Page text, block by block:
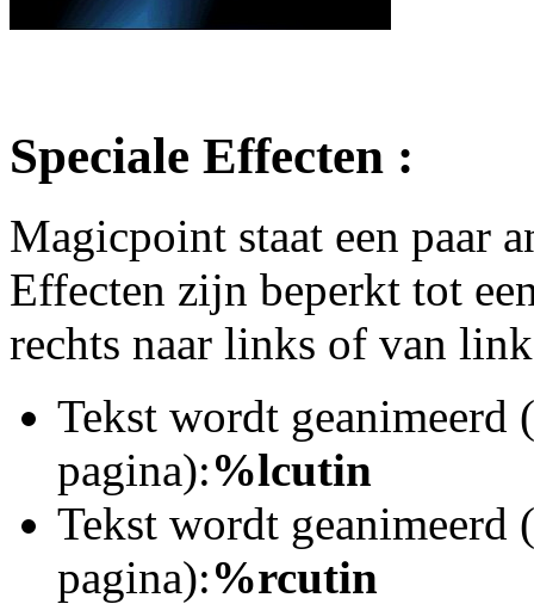
Speciale Effecten :
Magicpoint staat een paar
Effecten zijn beperkt tot
rechts naar links of van
Tekst wordt
pagina):%lcutin
Tekst wordt
pagina):%rcutin